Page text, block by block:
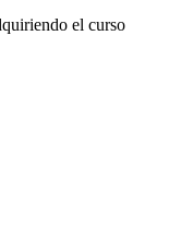
el curso